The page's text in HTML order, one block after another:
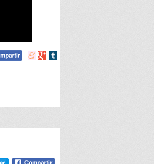
Compartir
Compartir
Compartir